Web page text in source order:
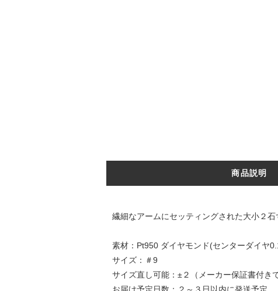
商品説明
繊細なアームにセッティングされた大小２
素材：Pt950 ダイヤモンド(センターダイヤ
サイズ：＃9
サイズ直し可能：±２（メーカー保証書付き